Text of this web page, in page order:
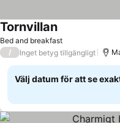
Bed and breakfast
TornvillanSe priser
/ Inget betyg tillgängligt
Välj datum för att se